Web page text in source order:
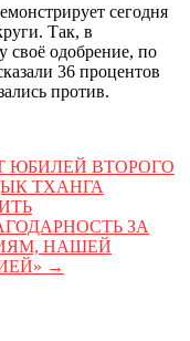
сегодня
Так, в
одобрение, по
36 процентов
против.
ЮБИЛЕЙ ВТОРОГО
ТХАНГА
ЗА
НАШЕЙ
→